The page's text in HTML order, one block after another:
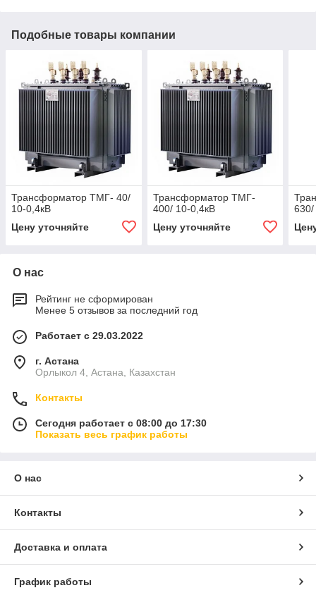
Подобные товары компании
Трансформатор ТМГ- 40/
10-0,4кВ
Цену уточняйте
Трансформатор ТМГ-
400/ 10-0,4кВ
Цену уточняйте
630/
О нас
Рейтинг не сформирован
Менее 5 отзывов за последний год
Работает с 29.03.2022
г. Астана
Орлыкол 4, Астана, Казахстан
Контакты
Сегодня работает с 08:00 до 17:30
Показать весь график работы
О нас
Контакты
Доставка и оплата
График работы